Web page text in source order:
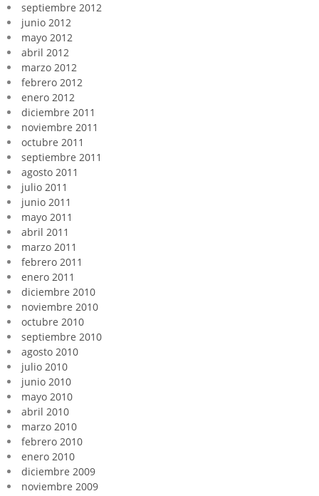
septiembre 2012
junio 2012
mayo 2012
abril 2012
marzo 2012
febrero 2012
enero 2012
diciembre 2011
noviembre 2011
octubre 2011
septiembre 2011
agosto 2011
julio 2011
junio 2011
mayo 2011
abril 2011
marzo 2011
febrero 2011
enero 2011
diciembre 2010
noviembre 2010
octubre 2010
septiembre 2010
agosto 2010
julio 2010
junio 2010
mayo 2010
abril 2010
marzo 2010
febrero 2010
enero 2010
diciembre 2009
noviembre 2009